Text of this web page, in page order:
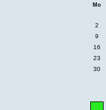
Mo
2
9
16
23
30